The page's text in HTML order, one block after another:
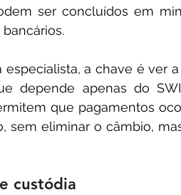
ser concluídos em
especialista, a chave é ver
depende apenas do
que pagamentos
sem eliminar o câmbio,
custódia